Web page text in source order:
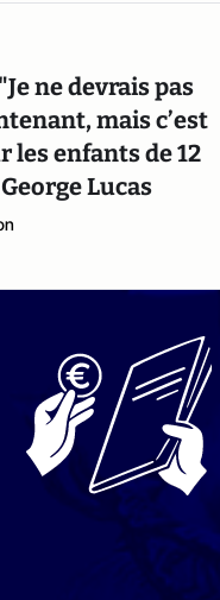
ne devrais pas
mais c’est
les enfants de 12
Lucas